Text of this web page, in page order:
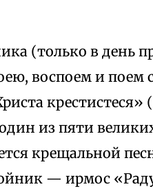
(только в день
воспоем и поем
крестистеся»
из пяти
крещальной
— ирмос